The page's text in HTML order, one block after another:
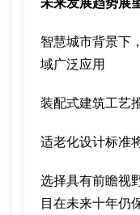
智慧城市背景下
域广泛应用
装配式建筑工艺
适老化设计标准
选择具有前瞻视
目在未来十年仍